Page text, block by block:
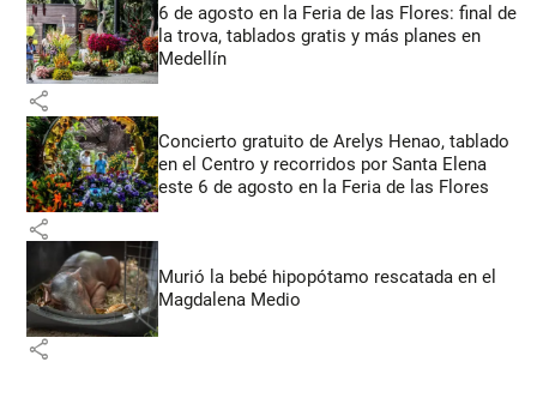
6 de agosto en la Feria de las Flores: final de
la trova, tablados gratis y más planes en
Medellín
share
Concierto gratuito de Arelys Henao, tablado
en el Centro y recorridos por Santa Elena
este 6 de agosto en la Feria de las Flores
share
Murió la bebé hipopótamo rescatada en el
Magdalena Medio
share